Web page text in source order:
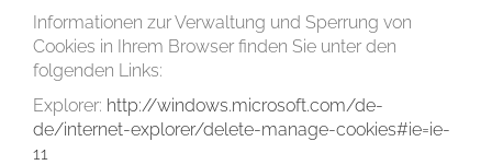
Informationen zur Verwaltung und Sperrung von
Cookies in Ihrem Browser finden Sie unter den
folgenden Links:
Explorer: http://windows.microsoft.com/de-
de/internet-explorer/delete-manage-cookies#ie=ie-
11